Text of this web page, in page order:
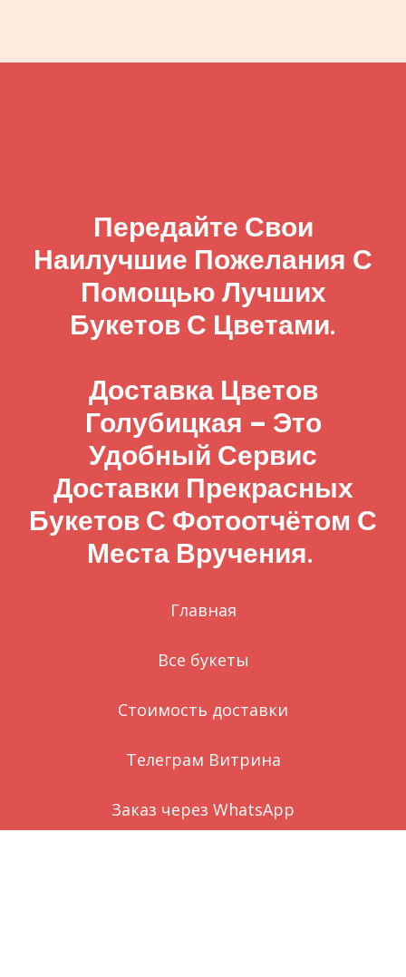
Передайте Свои
Наилучшие Пожелания С
Помощью Лучших
Букетов С Цветами.
Доставка Цветов
Голубицкая – Это
Удобный Сервис
Доставки Прекрасных
Букетов С Фотоотчётом С
Места Вручения.
Главная
Все букеты
Стоимость доставки
Телеграм Витрина
Заказ через WhatsApp